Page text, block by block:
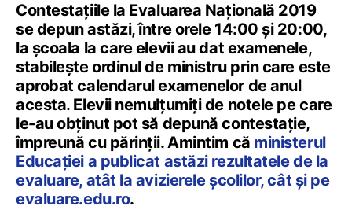
Contestațiile la Evaluarea Națională 2019
se depun astăzi, între orele 14:00 și 20:00,
la școala la care elevii au dat examenele,
stabilește ordinul de ministru prin care este
aprobat calendarul examenelor de anul
acesta. Elevii nemulțumiți de notele pe care
le-au obținut pot să depună contestație,
împreună cu părinții. Amintim că ministerul
Educației a publicat astăzi rezultatele de la
evaluare, atât la avizierele școlilor, cât și pe
evaluare.edu.ro.